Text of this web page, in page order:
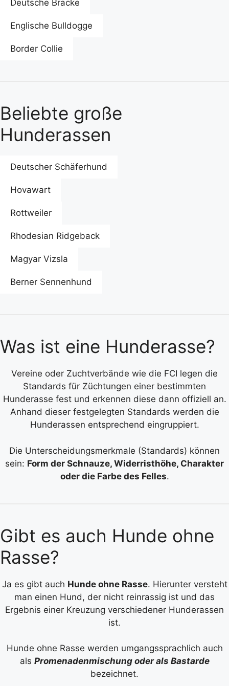
Deutsche Bracke
Englische Bulldogge
Border Collie
Beliebte große
Hunderassen
Deutscher Schäferhund
Hovawart
Rottweiler
Rhodesian Ridgeback
Magyar Vizsla
Berner Sennenhund
Was ist eine Hunderasse?
Vereine oder Zuchtverbände wie die FCI legen die
Standards für Züchtungen einer bestimmten
Hunderasse fest und erkennen diese dann offiziell an.
Anhand dieser festgelegten Standards werden die
Hunderassen entsprechend eingruppiert.
Die Unterscheidungsmerkmale (Standards) können
sein: Form der Schnauze, Widerristhöhe, Charakter
oder die Farbe des Felles.
Gibt es auch Hunde ohne
Rasse?
Ja es gibt auch Hunde ohne Rasse. Hierunter versteht
man einen Hund, der nicht reinrassig ist und das
Ergebnis einer Kreuzung verschiedener Hunderassen
ist.
Hunde ohne Rasse werden umgangssprachlich auch
als Promenadenmischung oder als Bastarde
bezeichnet.